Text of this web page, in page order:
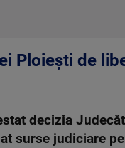
Ploiești de
decizia
surse judiciare